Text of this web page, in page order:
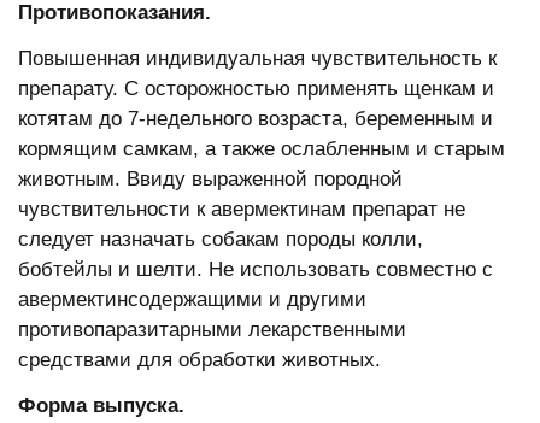
Противопоказания.
Повышенная индивидуальная чувствительность к
препарату. С осторожностью применять щенкам и
котятам до 7-недельного возраста, беременным и
кормящим самкам, а также ослабленным и старым
животным. Ввиду выраженной породной
чувствительности к авермектинам препарат не
следует назначать собакам породы колли,
бобтейлы и шелти. Не использовать совместно с
авермектинсодержащими и другими
противопаразитарными лекарственными
средствами для обработки животных.
Форма выпуска.